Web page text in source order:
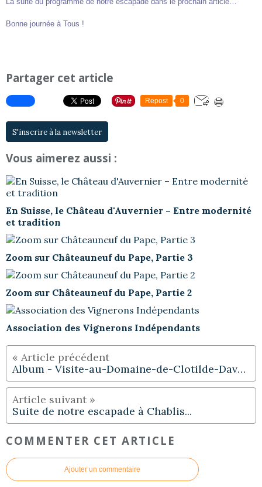
Bonne journée à Tous !
Partager cet article
Repost 0
S'inscrire à la newsletter
Vous aimerez aussi :
En Suisse, le Château d'Auvernier – Entre modernité
et tradition
Zoom sur Châteauneuf du Pape, Partie 3
Zoom sur Châteauneuf du Pape, Partie 2
Association des Vignerons Indépendants
Album - Visite-au-Domaine-de-Clotilde-Davenne
Suite de notre escapade à Chablis...
COMMENTER CET ARTICLE
Ajouter un commentaire